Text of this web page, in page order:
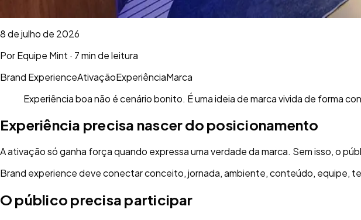
8 de julho de 2026
PorEquipe Mint · 7 min de leitura
Brand ExperienceAtivaçãoExperiênciaMarca
Experiência boa não é cenário bonito. É uma ideia de marca vivida de forma
Experiência precisa nascer do posicionamento
A ativação só ganha força quando expressa uma verdade da marca. Sem isso, o
Brand experience deve conectar conceito, jornada, ambiente, conteúdo, equipe,
O público precisa participar